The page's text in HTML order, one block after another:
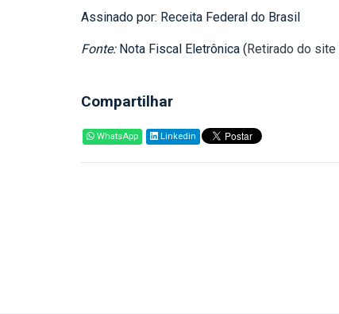
Assinado por: Receita Federal do Brasil
Fonte:Nota Fiscal Eletrônica (Retirado do
Compartilhar
WhatsApp Linkedin